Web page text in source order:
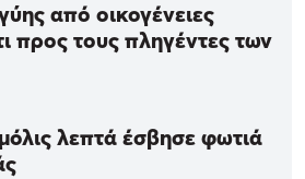
από οικογένειες
προς τους πληγέντες των
λεπτά έσβησε φωτιά